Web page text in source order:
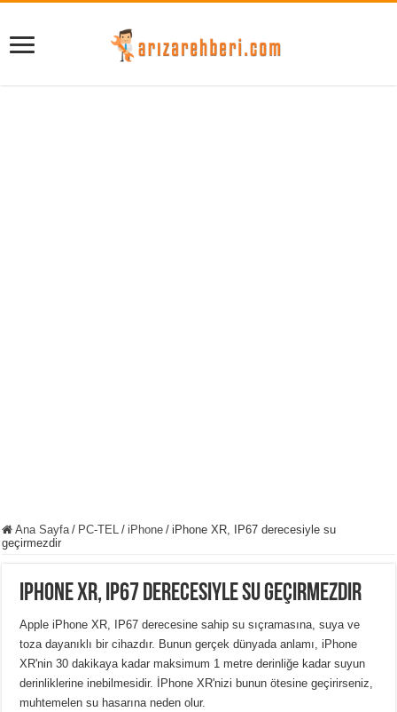
Ana Sayfa / PC-TEL / iPhone / iPhone XR, IP67 derecesiyle su
geçirmezdir
iPhone XR, IP67 derecesiyle su geçirmezdir
Apple iPhone XR, IP67 derecesine sahip su sıçramasına, suya ve
toza dayanıklı bir cihazdır. Bunun gerçek dünyada anlamı, iPhone
XR'nin 30 dakikaya kadar maksimum 1 metre derinliğe kadar suyun
derinliklerine inebilmesidir. İPhone XR'nizi bunun ötesine geçirirseniz,
muhtemelen su hasarına neden olur.